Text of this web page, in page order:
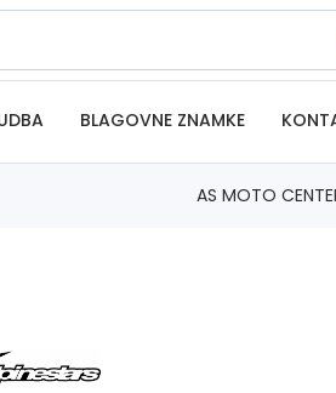
BLAGOVNE ZNAMKE
AS MOTO